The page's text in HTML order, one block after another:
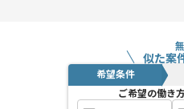
似た案
希望条件
ご希望の働き